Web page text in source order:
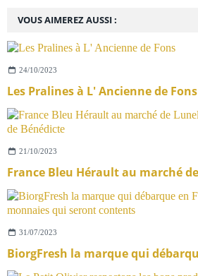
VOUS AIMEREZ AUSSI :
24/10/2023
Les Pralines à L' Ancienne de Fons
21/10/2023
31/07/2023